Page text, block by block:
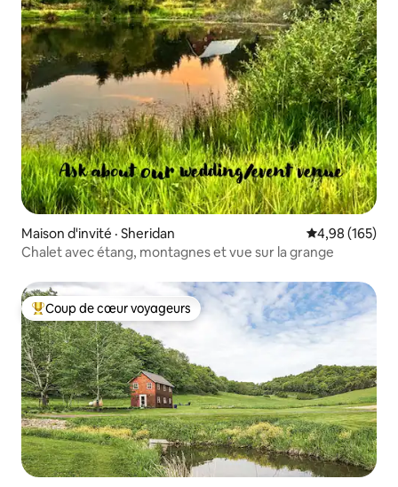
Maison d'invité · Sheridan Note
4,98 (165)
Chalet avec étang, montagnes et vue sur la grange
Coup de cœur voyageurs parmi les plus aimés
Coup de cœur voyageurs